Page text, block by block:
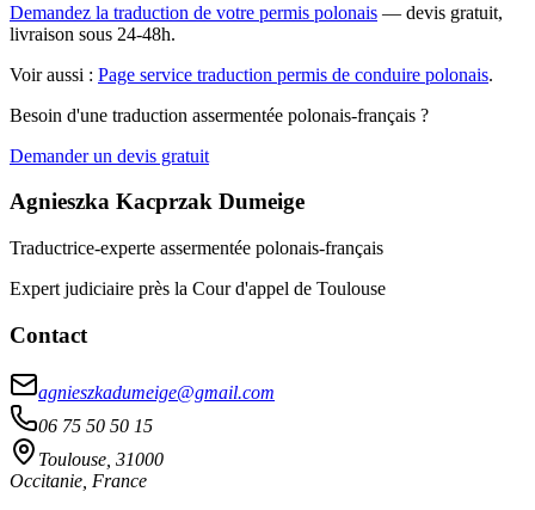
Demandez la traduction de votre permis polonais — devis gratuit,
livraison sous 24-48h.
Voir aussi : Page service traduction permis de conduire polonais.
Besoin d'une traduction assermentée polonais-français ?
Demander un devis gratuit
Agnieszka Kacprzak Dumeige
Traductrice-experte assermentée polonais-français
Expert judiciaire près la Cour d'appel de Toulouse
Contact
agnieszkadumeige@gmail.com
06 75 50 50 15
Toulouse, 31000
Occitanie, France